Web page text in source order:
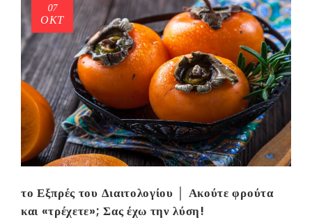
07
ΟΚΤ
το Εξπρές του Διαιτολογίου │ Ακούτε φρούτα
και «τρέχετε»; Σας έχω την λύση!